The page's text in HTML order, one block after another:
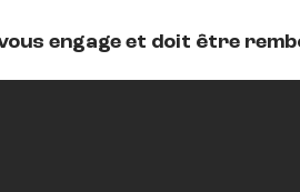
engage et doit être